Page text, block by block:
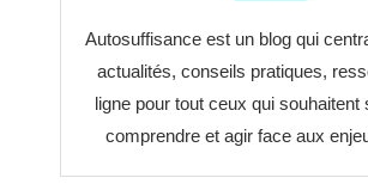
Autosuffisance est un blog qui
actualités, conseils pratiques,
ligne pour tout ceux qui souhaitent
comprendre et agir face aux